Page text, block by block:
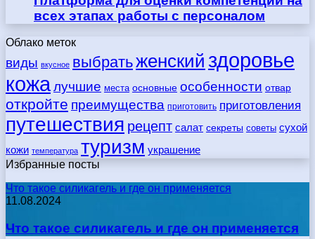
всех этапах работы с персоналом
Облако меток
виды вкусное выбратьженский здоровье
кожалучшие места основные особенности отвар
откройте преимущества приготовить приготовления
путешествия рецепт салат секреты советы сухой
кожи температура туризм украшение
Избранные посты
Что такое силикагель и где он применяется
11.08.2024
Что такое силикагель и где он применяется